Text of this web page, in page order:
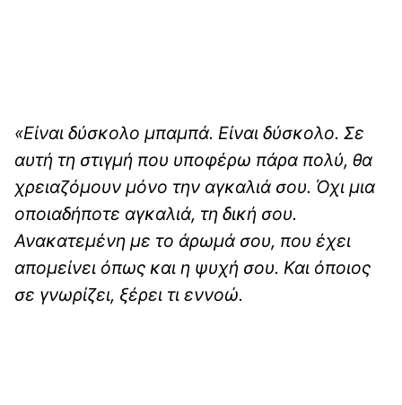
«Είναι δύσκολο μπαμπά. Είναι δύσκολο. Σε
αυτή τη στιγμή που υποφέρω πάρα πολύ, θα
χρειαζόμουν μόνο την αγκαλιά σου. Όχι μια
οποιαδήποτε αγκαλιά, τη δική σου.
Ανακατεμένη με το άρωμά σου, που έχει
απομείνει όπως και η ψυχή σου. Και όποιος
σε γνωρίζει, ξέρει τι εννοώ.